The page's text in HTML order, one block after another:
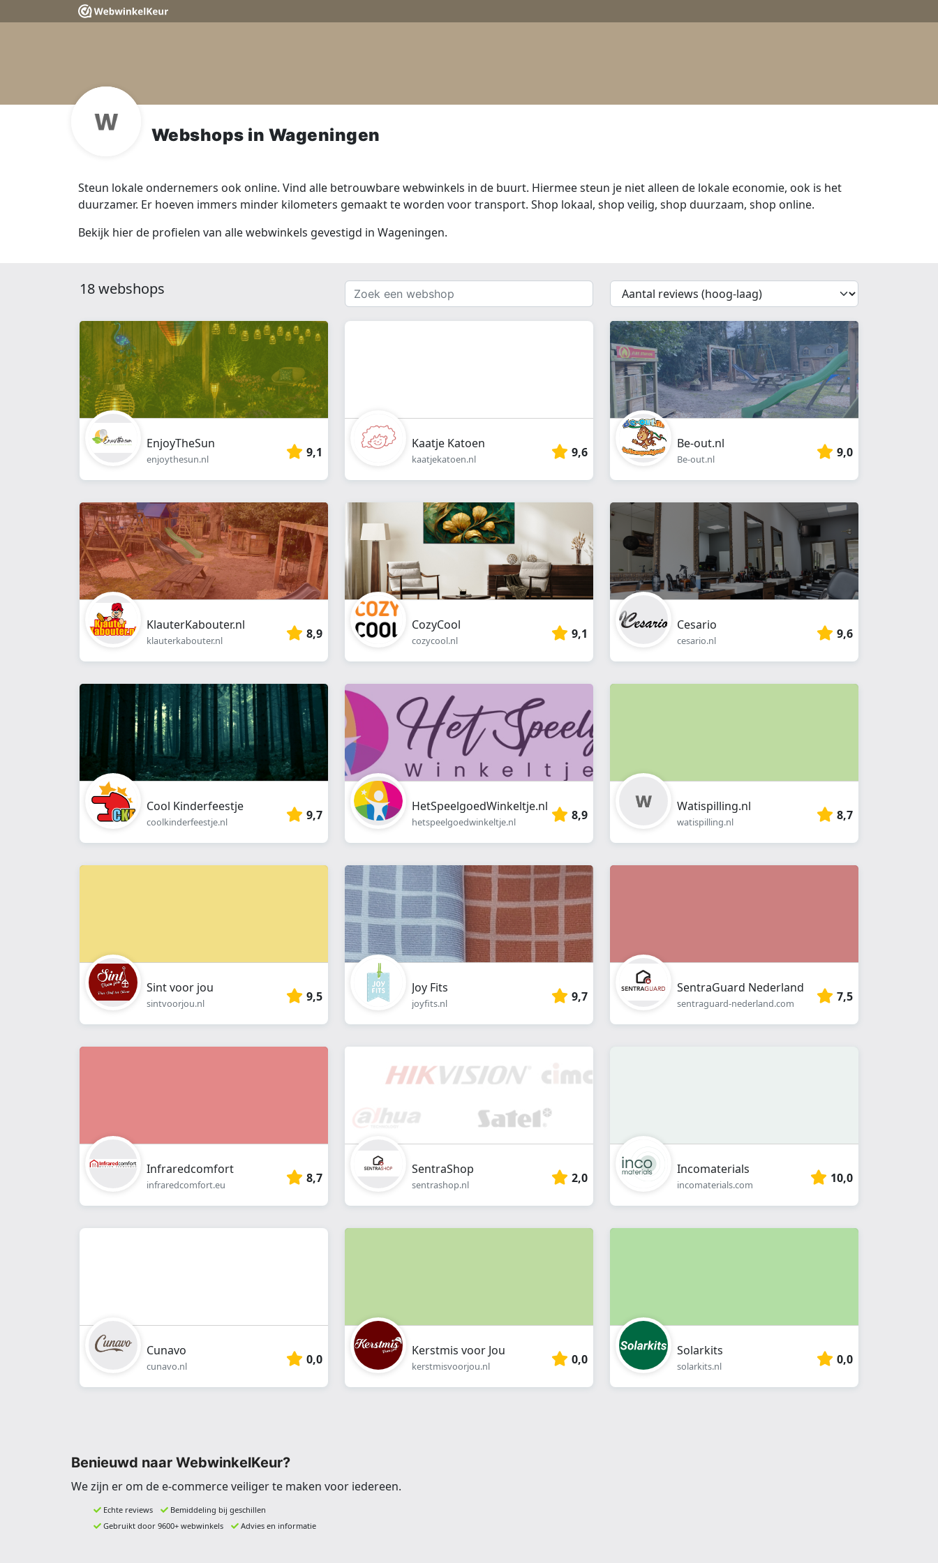
Webshops in Wageningen
Steun lokale ondernemers ook online. Vind alle betrouwbare webwinkels in de buurt. Hiermee steun je niet alleen de lokale economie, ook is het
duurzamer. Er hoeven immers minder kilometers gemaakt te worden voor transport. Shop lokaal, shop veilig, shop duurzaam, shop online.
Bekijk hier de profielen van alle webwinkels gevestigd in Wageningen.
18 webshops
Zoek
een
webshop
{{
__('Sort')
}}
EnjoyTheSun
enjoythesun.nl 9,1
Kaatje Katoen
kaatjekatoen.nl 9,6
Be-out.nl
Be-out.nl 9,0
KlauterKabouter.nl
klauterkabouter.nl 8,9
CozyCool
cozycool.nl 9,1
Cesario
cesario.nl 9,6
Cool Kinderfeestje
coolkinderfeestje.nl 9,7
HetSpeelgoedWinkeltje.nl
hetspeelgoedwinkeltje.nl 8,9
Watispilling.nl
watispilling.nl 8,7
Sint voor jou
sintvoorjou.nl 9,5
Joy Fits
joyfits.nl 9,7
SentraGuard Nederland
sentraguard-nederland.com 7,5
Infraredcomfort
infraredcomfort.eu 8,7
SentraShop
sentrashop.nl 2,0
Incomaterials
incomaterials.com 10,0
Cunavo
cunavo.nl 0,0
Kerstmis voor Jou
kerstmisvoorjou.nl 0,0
Solarkits
solarkits.nl 0,0
Benieuwd naar WebwinkelKeur?
We zijn er om de e-commerce veiliger te maken voor iedereen.
Echte reviews
Bemiddeling bij geschillen
Gebruikt door 9600+ webwinkels
Advies en informatie